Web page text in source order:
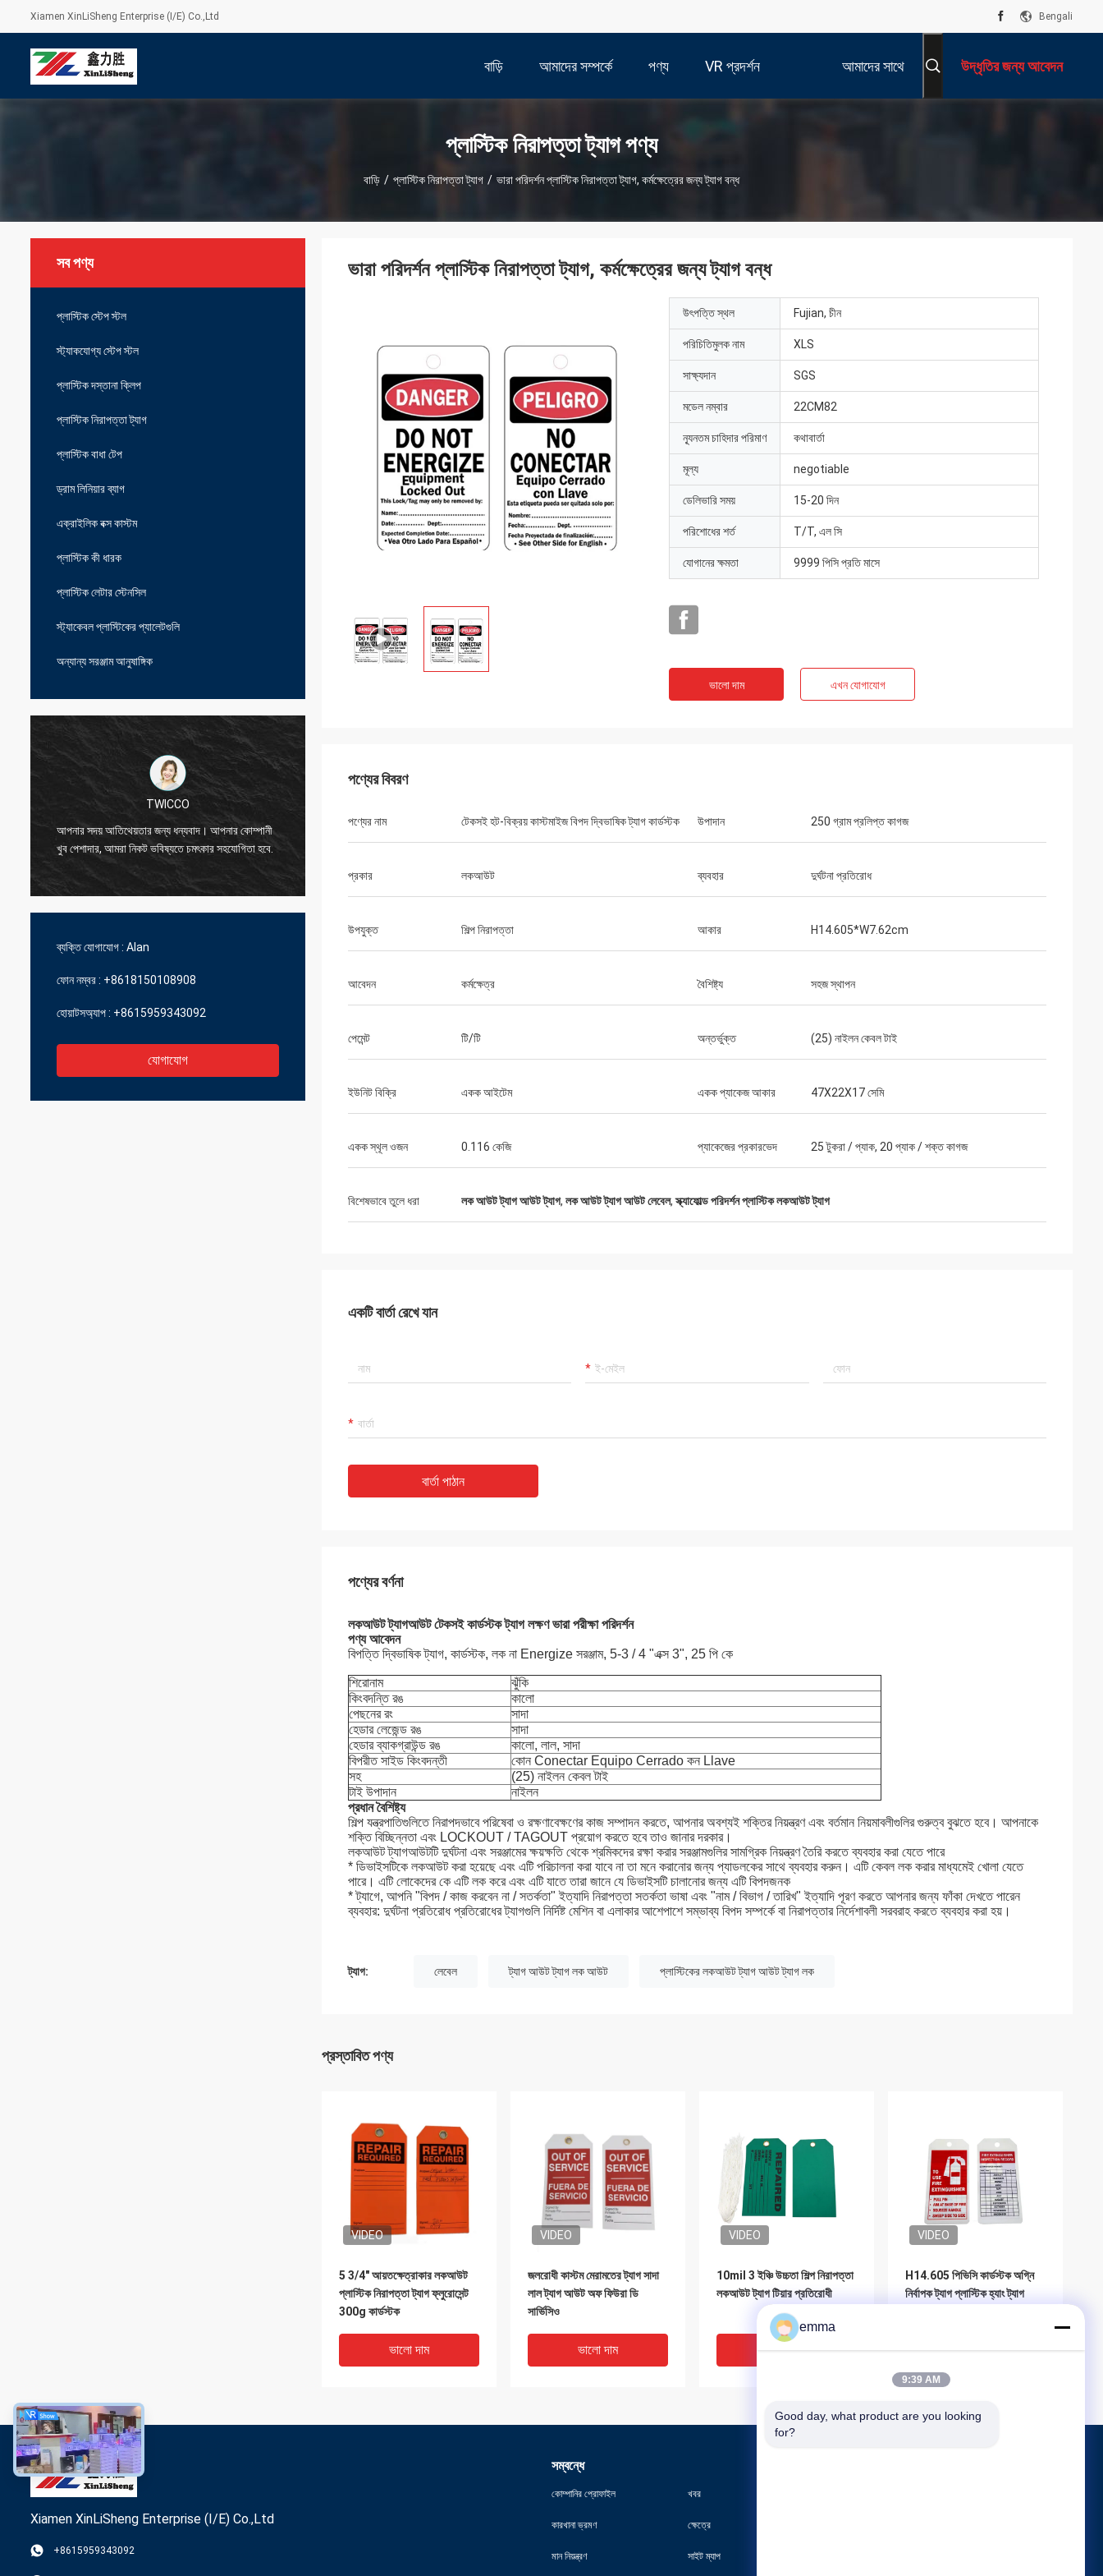
Xiamen XinLiSheng Enterprise (I/E) Co.,Ltd Bengali
বাড়ি আমাদের সম্পর্কে পণ্য VR প্রদর্শন আমাদের সাথে উদ্ধৃতির জন্য আবেদন
প্লাস্টিক নিরাপত্তা ট্যাগ পণ্য
বাড়ি / প্লাস্টিক নিরাপত্তা ট্যাগ / ভারা পরিদর্শন প্লাস্টিক নিরাপত্তা ট্যাগ, কর্মক্ষেত্রের জন্য ট্যাগ বন্ধ
সব পণ্য
প্লাস্টিক স্টেপ স্টল
স্ট্যাকযোগ্য স্টেপ স্টল
প্লাস্টিক দস্তানা ক্লিপ
প্লাস্টিক নিরাপত্তা ট্যাগ
প্লাস্টিক বাধা টেপ
ড্রাম লিনিয়ার ব্যাগ
এক্রাইলিক বক্স কাস্টম
প্লাস্টিক কী ধারক
প্লাস্টিক লেটার স্টেনসিল
স্ট্যাকেবল প্লাস্টিকের প্যালেটগুলি
অন্যান্য সরঞ্জাম আনুষাঙ্গিক
TWICCO
আপনার সদয় আতিথেয়তার জন্য ধন্যবাদ। আপনার কোম্পানী
খুব পেশাদার, আমরা নিকট ভবিষ্যতে চমৎকার সহযোগিতা হবে.
চমৎকার মানের এবং আন্তরিক সেবা, যুক্তিসঙ্গত মূল্য এবং
প্রযুক্তিগত উদ্ভাবনের সাথে খরচ, পেশাদার, বৈজ্ঞানিক
ব্যক্তি যোগাযোগ : Alan
ফোন নম্বর : +8618150108908
হোয়াটসঅ্যাপ : +8615959343092
যোগাযোগ
ভারা পরিদর্শন প্লাস্টিক নিরাপত্তা ট্যাগ, কর্মক্ষেত্রের জন্য ট্যাগ বন্ধ
উৎপত্তি স্থল Fujian, চীন
পরিচিতিমুলক নাম XLS
সাক্ষ্যদান SGS
মডেল নম্বার 22CM82
ন্যূনতম চাহিদার পরিমাণ কথাবার্তা
মূল্য negotiable
ডেলিভারি সময় 15-20 দিন
পরিশোধের শর্ত T/T, এল সি
যোগানের ক্ষমতা 9999 পিসি প্রতি মাসে
ভালো দাম এখন যোগাযোগ
পণ্যের বিবরণ
পণ্যের নাম টেকসই হট-বিক্রয় কাস্টমাইজ বিপদ দ্বিভাষিক ট্যাগ কার্ডস্টক উপাদান 250 গ্রাম প্রলিপ্ত কাগজ
প্রকার লকআউট ব্যবহার দুর্ঘটনা প্রতিরোধ
উপযুক্ত শিল্প নিরাপত্তা আকার H14.605*W7.62cm
আবেদন কর্মক্ষেত্র বৈশিষ্ট্য সহজ স্থাপন
পেমেন্ট টি/টি অন্তর্ভুক্ত (25) নাইলন কেবল টাই
ইউনিট বিক্রি একক আইটেম একক প্যাকেজ আকার 47X22X17 সেমি
একক স্থূল ওজন 0.116 কেজি প্যাকেজের প্রকারভেদ 25 টুকরা / প্যাক, 20 প্যাক / শক্ত কাগজ
বিশেষভাবে তুলে ধরা লক আউট ট্যাগ আউট ট্যাগ, লক আউট ট্যাগ আউট লেবেল,স্ক্যাফোল্ড পরিদর্শন প্লাস্টিক লকআউট ট্যাগ
একটি বার্তা রেখে যান
বার্তা পাঠান
পণ্যের বর্ণনা
লকআউট ট্যাগআউট টেকসই কার্ডস্টক ট্যাগ লক্ষণ ভারা পরীক্ষা পরিদর্শন
পণ্য আবেদন
বিপত্তি দ্বিভাষিক ট্যাগ, কার্ডস্টক, লক না Energize সরঞ্জাম, 5-3 / 4 "এক্স 3", 25 পি কে
শিরোনাম
ঝুঁকি
কিংবদন্তি রঙ
কালো
পেছনের রং
সাদা
হেডার লেজেন্ড রঙ
সাদা
হেডার ব্যাকগ্রাউন্ড রঙ
কালো, লাল, সাদা
বিপরীত সাইড কিংবদন্তী
কোন Conectar Equipo Cerrado কন Llave
সহ
(25) নাইলন কেবল টাই
টাই উপাদান
নাইলন
প্রধান বৈশিষ্ট্য
শিল্প যন্ত্রপাতিগুলিতে নিরাপদভাবে পরিষেবা ও রক্ষণাবেক্ষণের কাজ সম্পাদন করতে, আপনার অবশ্যই শক্তির নিয়ন্ত্রণ এবং বর্তমান নিয়মাবলীগুলির গুরুত্ব বুঝতে হবে। আপনাকে
শক্তি বিচ্ছিন্নতা এবং LOCKOUT / TAGOUT প্রয়োগ করতে হবে তাও জানার দরকার।
লকআউট ট্যাগআউটটি দুর্ঘটনা এবং সরঞ্জামের ক্ষয়ক্ষতি থেকে শ্রমিকদের রক্ষা করার সরঞ্জামগুলির সামগ্রিক নিয়ন্ত্রণ তৈরি করতে ব্যবহার করা যেতে পারে
* ডিভাইসটিকে লকআউট করা হয়েছে এবং এটি পরিচালনা করা যাবে না তা মনে করানোর জন্য প্যাডলকের সাথে ব্যবহার করুন। এটি কেবল লক করার মাধ্যমেই খোলা যেতে
পারে। এটি লোকেদের কে এটি লক করে এবং এটি যাতে তারা জানে যে ডিভাইসটি চালানোর জন্য এটি বিপদজনক
* ট্যাগে, আপনি "বিপদ / কাজ করবেন না / সতর্কতা" ইত্যাদি নিরাপত্তা সতর্কতা ভাষা এবং "নাম / বিভাগ / তারিখ" ইত্যাদি পূরণ করতে আপনার জন্য ফাঁকা দেখতে পারেন
ব্যবহার: দুর্ঘটনা প্রতিরোধ প্রতিরোধের ট্যাগগুলি নির্দিষ্ট মেশিন বা এলাকার আশেপাশে সম্ভাব্য বিপদ সম্পর্কে বা নিরাপত্তার নির্দেশাবলী সরবরাহ করতে ব্যবহার করা হয়।
ট্যাগ: লেবেল ট্যাগ আউট ট্যাগ লক আউট প্লাস্টিকের লকআউট ট্যাগ আউট ট্যাগ লক
প্রস্তাবিত পণ্য
VIDEO
5 3/4" আয়তক্ষেত্রাকার লকআউট
প্লাস্টিক নিরাপত্তা ট্যাগ ফ্লুরোসেন্ট
300g কার্ডস্টক
ভালো দাম
VIDEO
জলরোধী কাস্টম মেরামতের ট্যাগ সাদা
লাল ট্যাগ আউট অফ ফিউরা ডি
সার্ভিসিও
ভালো দাম
VIDEO
10mil 3 ইঞ্চি উচ্চতা শিল্প নিরাপত্তা
লকআউট ট্যাগ টিয়ার প্রতিরোধী
ভালো দাম
VIDEO
H14.605 পিভিসি কার্ডস্টক অগ্নি
নির্বাপক ট্যাগ প্লাস্টিক হ্যাং ট্যাগ
ভালো দাম
Xiamen XinLiSheng Enterprise (I/E) Co.,Ltd
+8615959343092
সম্বন্ধে
কোম্পানির প্রোফাইল
কারখানা ভ্রমণ
মান নিয়ন্ত্রণ
খবর
ক্ষেত্রে
সাইট ম্যাপ
emma
9:39 AM
Good day, what product are you looking
for?